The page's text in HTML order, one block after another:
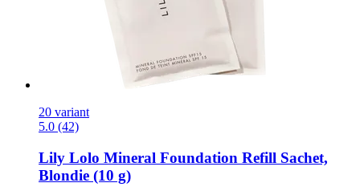
20 variant
5.0 (42)
Lily Lolo Mineral Foundation Refill Sachet,
Blondie (10 g)